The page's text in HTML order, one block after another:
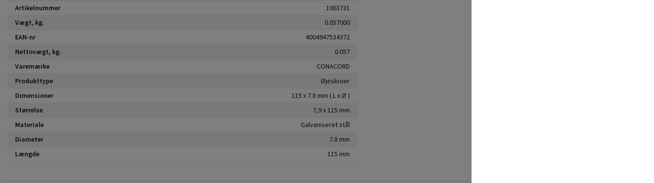
Artikelnummer
1063731
Vægt, kg.
0.057000
EAN-nr
4004947534372
Nettovægt, kg.
0.057
Varemærke
CONACORD
Produkttype
Øjeskruer
Dimensioner
115 x 7.8 mm ( L x Ø )
Størrelse
7,9 x 115 mm
Materiale
Galvaniseret stål
Diameter
7.8 mm
Længde
115 mm